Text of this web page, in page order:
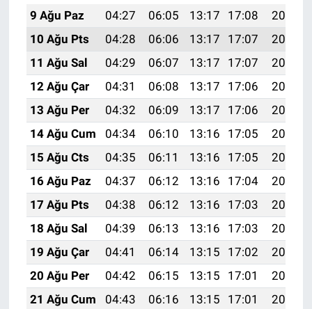
9 Ağu Paz
04:27 06:05 13:17 17:08
20:20
10 Ağu Pts
04:28 06:06 13:17 17:07
20:18
11 Ağu Sal
04:29 06:07 13:17 17:07
20:17
12 Ağu Çar
04:31 06:08 13:17 17:06
20:16
13 Ağu Per
04:32 06:09 13:17 17:06
20:15
14 Ağu Cum
04:34 06:10 13:16 17:05
20:13
15 Ağu Cts
04:35 06:11 13:16 17:05
20:12
16 Ağu Paz
04:37 06:12 13:16 17:04
20:11
17 Ağu Pts
04:38 06:12 13:16 17:03
20:09
18 Ağu Sal
04:39 06:13 13:16 17:03
20:08
19 Ağu Çar
04:41 06:14 13:15 17:02
20:06
20 Ağu Per
04:42 06:15 13:15 17:01
20:05
21 Ağu Cum
04:43 06:16 13:15 17:01
20:03